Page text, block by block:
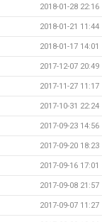
2018-01-28 22:16
2018-01-21 11:44
2018-01-17 14:01
2017-12-07 20:49
2017-11-27 11:17
2017-10-31 22:24
2017-09-23 14:56
2017-09-20 18:23
2017-09-16 17:01
2017-09-08 21:57
2017-09-07 11:27